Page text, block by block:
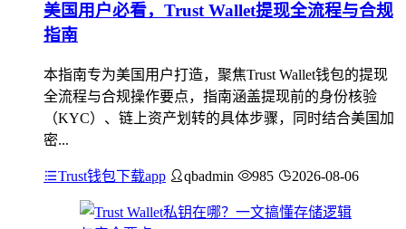
美国用户必看，Trust Wallet提现全流程与合规
指南
本指南专为美国用户打造，聚焦Trust Wallet钱包的提现
全流程与合规操作要点，指南涵盖提现前的身份核验
（KYC）、链上资产划转的具体步骤，同时结合美国加
密...
Trust钱包下载app qbadmin 985 2026-08-06